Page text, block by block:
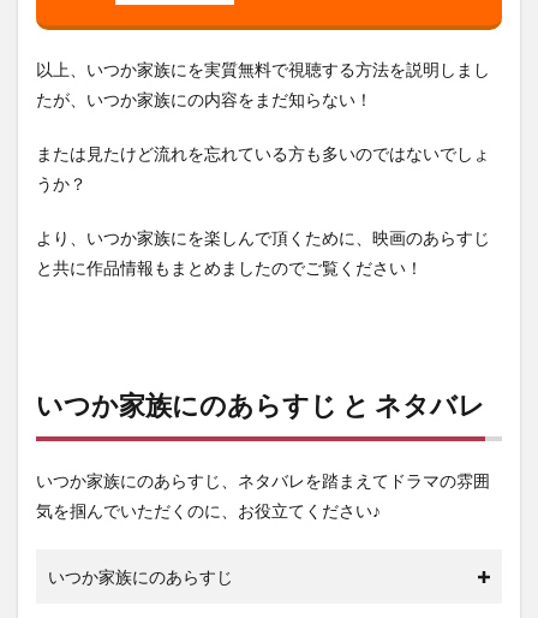
以上、いつか家族にを実質無料で視聴する方法を説明しまし
たが、いつか家族にの内容をまだ知らない！
または見たけど流れを忘れている方も多いのではないでしょ
うか？
より、いつか家族にを楽しんで頂くために、映画のあらすじ
と共に作品情報もまとめましたのでご覧ください！
いつか家族にのあらすじ と ネタバレ
いつか家族にのあらすじ、ネタバレを踏まえてドラマの雰囲
気を掴んでいただくのに、お役立てください♪
いつか家族にのあらすじ